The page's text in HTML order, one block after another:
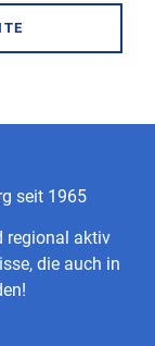
seit 1965
regional aktiv
die auch in